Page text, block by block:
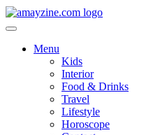
Menu
Kids
Interior
Food & Drinks
Travel
Lifestyle
Horoscope